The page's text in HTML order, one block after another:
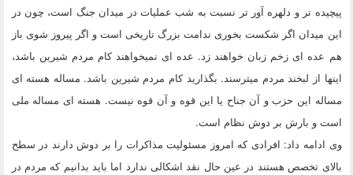
پیچیده تر و دلهره آور تر نسبت به شب عملیات در میدان جنگ است، چون در
این میدان اگر شکست بخوری ندامت بزرگ تاریخی است و اگر پیروز شوی باز
هم عده ای زخم زبان خواهند زد. عده ای نمیخواهند کام مردم شیرین باشد،
اینها از لبخند مردم میترسند. بگذارید کام مردم شیرین باشد. مساله هسته ای
مساله این حزب و آن جناح یا این قوه و آن قوه نیست. هسته ای مساله ملی
است و بارش بر دوش نظام است.
وی ادامه داد: افرادی که امروز مسئولیت مذاکرات را بر دوش دارند در سطح
بالای تخصص هستند در عین حال نقد اشکالی ندارد اما باید بدانیم که مردم در